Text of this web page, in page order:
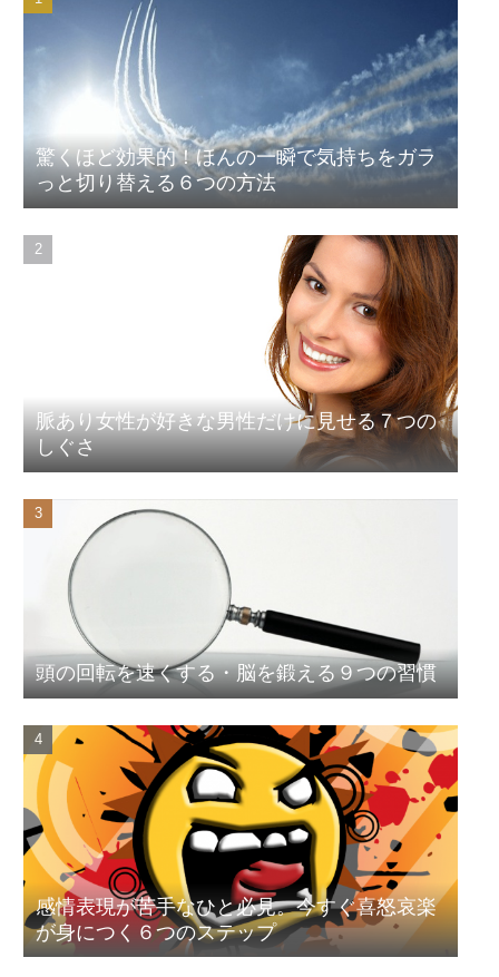
驚くほど効果的！ほんの一瞬で気持ちをガラ
っと切り替える６つの方法
脈あり女性が好きな男性だけに見せる７つの
しぐさ
頭の回転を速くする・脳を鍛える９つの習慣
感情表現が苦手なひと必見。今すぐ喜怒哀楽
が身につく６つのステップ